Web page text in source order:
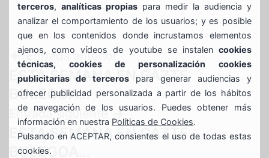
Navegación
de
entradas
Entrada anterior
ESTA SEMANA EN GAZTE
BULEGOA…
Entrada siguiente
ESTA SEMANA EN GAZTE
BULEGOA…
terceros,analíticas propias para medir la audiencia y
analizar el comportamiento de los usuarios; y es posible
que en los contenidos donde incrustamos elementos
ajenos, como vídeos de youtube se instalen cookies
técnicas, cookies de personalización cookies
publicitarias de terceros para generar audiencias y
ofrecer publicidad personalizada a partir de los hábitos
de navegación de los usuarios. Puedes obtener más
información en nuestra Políticas de Cookies.
Pulsando en ACEPTAR, consientes el uso de todas estas
cookies.